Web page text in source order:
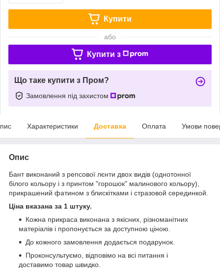
Купити
або
Купити з
Що таке купити з Пром?
Замовлення під захистом
Характеристики Доставка Оплата Умови
Опис
Бант виконаний з репсової лєнти двох видів (однотонної
білого кольору і з принтом "горошок" малинового кольору),
прикрашений фатином з блискітками і стразовой серединкой.
Ціна вказана за 1 штуку.
Кожна прикраса виконана з якісних, різноманітних
матеріалів і пропонується за доступною ціною.
До кожного замовлення додається подарунок.
Проконсультуємо, відповімо на всі питання і
доставимо товар швидко.